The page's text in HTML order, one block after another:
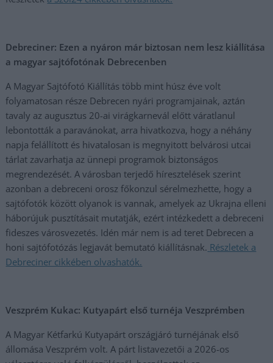
Debreciner: Ezen a nyáron már biztosan nem lesz kiállítása
a magyar sajtófotónak Debrecenben
A Magyar Sajtófotó Kiállítás több mint húsz éve volt
folyamatosan része Debrecen nyári programjainak, aztán
tavaly az augusztus 20-ai virágkarnevál előtt váratlanul
lebontották a paravánokat, arra hivatkozva, hogy a néhány
napja felállított és hivatalosan is megnyitott belvárosi utcai
tárlat zavarhatja az ünnepi programok biztonságos
megrendezését. A városban terjedő híresztelések szerint
azonban a debreceni orosz főkonzul sérelmezhette, hogy a
sajtófotók között olyanok is vannak, amelyek az Ukrajna elleni
háborújuk pusztításait mutatják, ezért intézkedett a debreceni
fideszes városvezetés. Idén már nem is ad teret Debrecen a
honi sajtófotózás legjavát bemutató kiállításnak. Részletek a
Debreciner cikkében olvashatók.
Veszprém Kukac: Kutyapárt első turnéja Veszprémben
A Magyar Kétfarkú Kutyapárt országjáró turnéjának első
állomása Veszprém volt. A párt listavezetői a 2026-os